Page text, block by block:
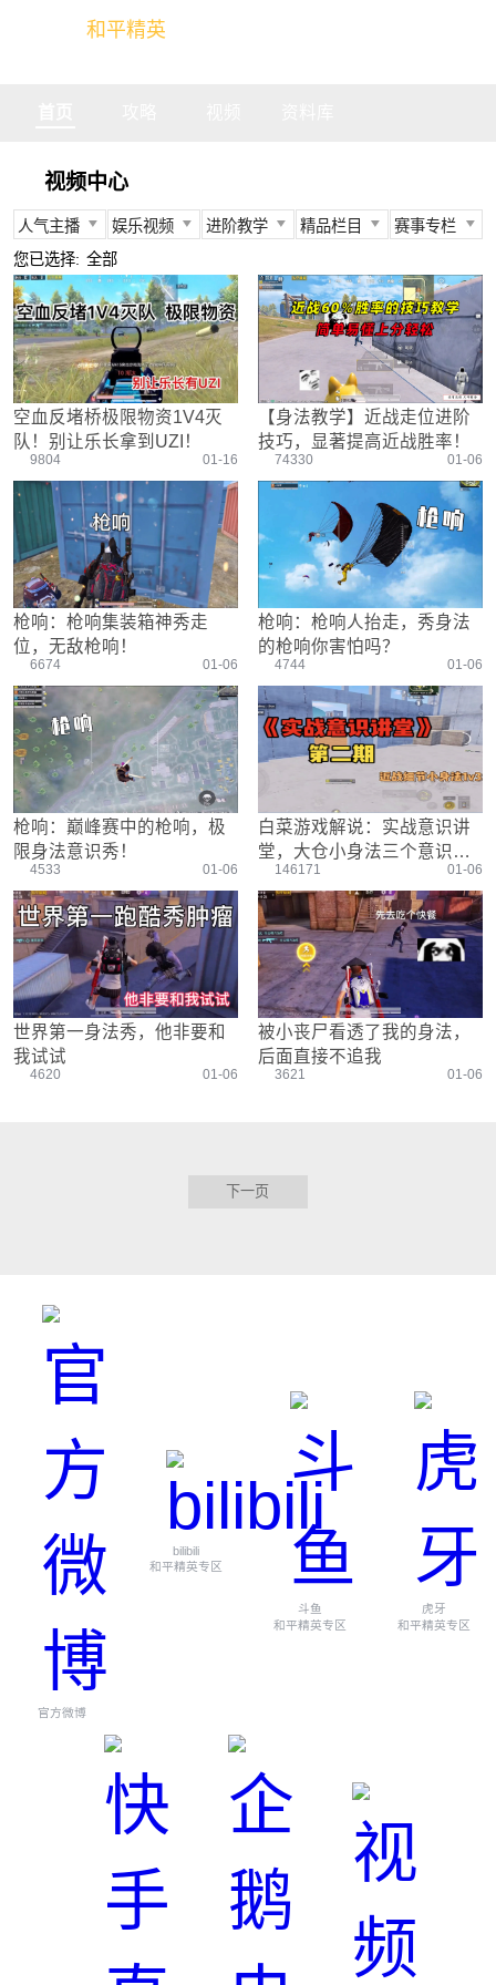
和平精英
视频中心
人气主播 娱乐视频 进阶教学 精品栏目 赛事专栏
所有
不求人
柔柔
难言
冬季
奇怪君
艺帝帝
晚玉
娱乐精英
情感电台
真人搞笑
带妹大作战
我的憨队友
身法教学
武器装备
资源分布
操作意识
刚枪技巧
野点发育
载具解析
游戏设置
压枪教学
落地选择
官方视频
燃烧吧大局观
盒子有话说
快来扶我
作死鸽
精英测评师
精英操作篇
主播搞笑篇
欢乐时刻
盒平老中医
防弹铁头团
PEC
PEL
TGA
PEGI
其他赛事
战队选手
赛事回放
精彩集锦
您已选择: 全部
空血反堵桥极限物资1V4灭
队！别让乐长拿到UZI！
9804 01-16
【身法教学】近战走位进阶
技巧，显著提高近战胜率！
74330 01-06
枪响：枪响集装箱神秀走
位，无敌枪响！
6674 01-06
枪响：枪响人抬走，秀身法
的枪响你害怕吗？
4744 01-06
枪响：巅峰赛中的枪响，极
限身法意识秀！
4533 01-06
白菜游戏解说：实战意识讲
堂，大仓小身法三个意识技
146171 01-06
世界第一身法秀，他非要和
我试试
4620 01-06
被小丧尸看透了我的身法，
后面直接不追我
3621 01-06
下一页
官方微博
bilibili
和平精英专区
斗鱼
和平精英专区
虎牙
和平精英专区